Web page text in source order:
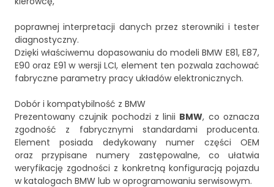
poprawnej interpretacji danych przez sterowniki i tester
diagnostyczny.
Dzięki właściwemu dopasowaniu do modeli BMW E81, E87,
E90 oraz E91 w wersji LCI, element ten pozwala zachować
fabryczne parametry pracy układów elektronicznych.
Dobór i kompatybilność z BMW
Prezentowany czujnik pochodzi z linii BMW, co oznacza
zgodność z fabrycznymi standardami producenta.
Element posiada dedykowany numer części OEM
oraz przypisane numery zastępowalne, co ułatwia
weryfikację zgodności z konkretną konfiguracją pojazdu
w katalogach BMW lub w oprogramowaniu serwisowym.